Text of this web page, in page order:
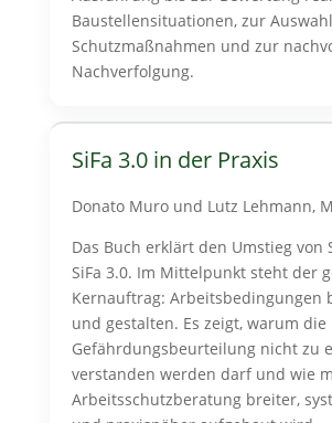
Baustellensituationen, zur
Schutzmaßnahmen und zur
Nachverfolgung.
SiFa 3.0 in der Praxis
Donato Muro und Lutz Lehmann,
Das Buch erklärt den Umstieg von
SiFa 3.0. Im Mittelpunkt steht der
Kernauftrag: Arbeitsbedingungen
und gestalten. Es zeigt, warum die
Gefährdungsbeurteilung nicht zu
verstanden werden darf und wie
Arbeitsschutzberatung breiter,